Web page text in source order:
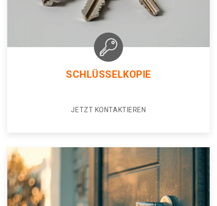
SCHLÜSSELKOPIE
JETZT KONTAKTIEREN